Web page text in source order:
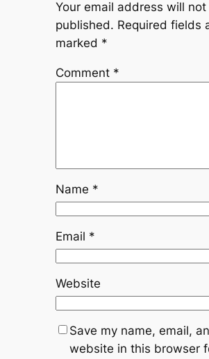
Your email address will not
published. Required fields
marked *
Comment *
Name *
Email *
Website
Save my name, email,
website in this browser